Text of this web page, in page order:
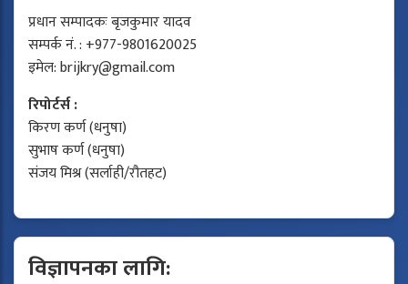
प्रधान सम्पादकः बृजकुमार यादव
सम्पर्क नं. : +977-9801620025
इमेल:brijkry@gmail.com
रिपोर्टर्स :
किरण कर्ण (धनुषा)
सुभाष कर्ण (धनुषा)
संजय मिश्र (सर्लाही/रौतहट)
विज्ञापनका लागि: